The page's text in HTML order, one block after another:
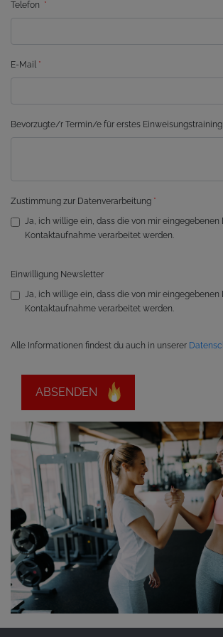
Telefon *
E-Mail *
Bevorzugte/r Termin/e für erstes Einweisungstraining
Zustimmung zur Datenverarbeitung *
Ja, ich willige ein, dass die von mir eingegebenen
Kontaktaufnahme verarbeitet werden.
Einwilligung Newsletter
Ja, ich willige ein, dass die von mir eingegebenen
Kontaktaufnahme verarbeitet werden.
Alle Informationen findest du auch in unserer
ABSENDEN